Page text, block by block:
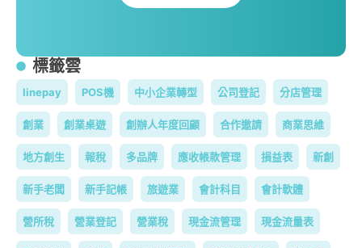
標籤雲
linepay POS機 中小企業轉型 公司登記 分店管理
創業 創業桌遊 創辦人年度回顧 合作邀請 商業思維
地方創生 報稅 多品牌 應收帳款管理 損益表 新創
新手老闆 新手記帳 旅遊業 會計科目 會計軟體
營所稅 營業登記 營業稅 現金流管理 現金流量表